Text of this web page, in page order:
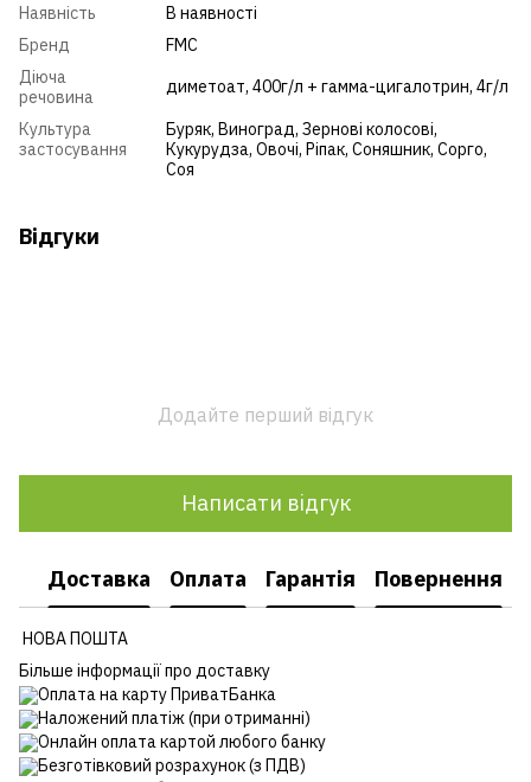
Наявність
В наявності
Бренд
FMC
Діюча
речовина
диметоат, 400г/л + гамма-цигалотрин, 4г/л
Культура
застосування
Буряк, Виноград, Зернові колосові,
Кукурудза, Овочі, Ріпак, Соняшник, Сорго,
Соя
Відгуки
Додайте перший відгук
Написати відгук
Доставка Оплата Гарантія Повернення
НОВА ПОШТА
Більше інформації про доставку
Оплата на карту ПриватБанка
Наложений платіж (при отриманні)
Онлайн оплата картой любого банку
Безготівковий розрахунок (з ПДВ)